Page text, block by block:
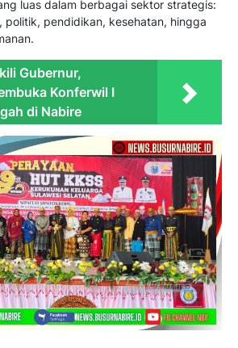
luas dalam berbagai sektor strategis:
politik, pendidikan, kesehatan, hingga
Gubernur,
Konferwil I
di Nabire